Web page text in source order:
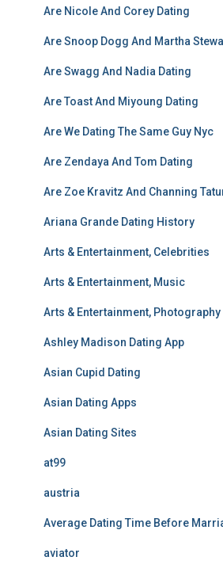
Are Nicole And Corey Dating
Are Snoop Dogg And Martha
Are Swagg And Nadia Dating
Are Toast And Miyoung Dating
Are We Dating The Same Guy Nyc
Are Zendaya And Tom Dating
Are Zoe Kravitz And Channing
Ariana Grande Dating History
Arts & Entertainment, Celebrities
Arts & Entertainment, Music
Arts & Entertainment, Photography
Ashley Madison Dating App
Asian Cupid Dating
Asian Dating Apps
Asian Dating Sites
at99
austria
Average Dating Time Before
aviator